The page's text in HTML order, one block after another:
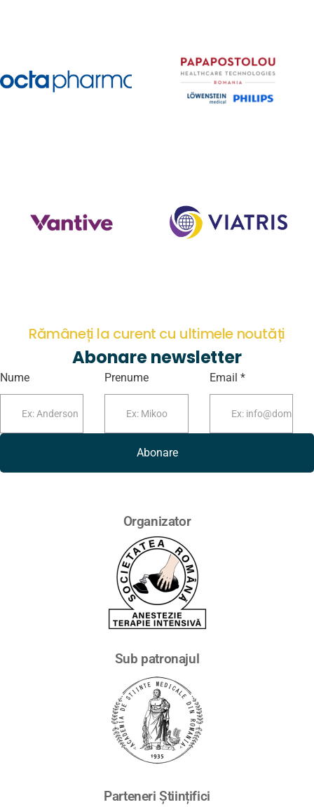
Rămâneți la curent cu ultimele noutăți
Abonare newsletter
Nume Prenume Email *
Abonare
Organizator
Sub patronajul
Parteneri Științifici